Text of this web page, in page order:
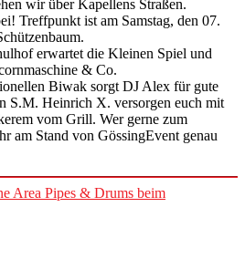
wir über Kapellens Straßen.
Treffpunkt ist am Samstag, den 07.
erwartet die Kleinen Spiel und
& Co.
Biwak sorgt DJ Alex für gute
S.M. Heinrich X. versorgen euch mit
vom Grill. Wer gerne zum
am Stand von GössingEvent genau
Area Pipes & Drums beim